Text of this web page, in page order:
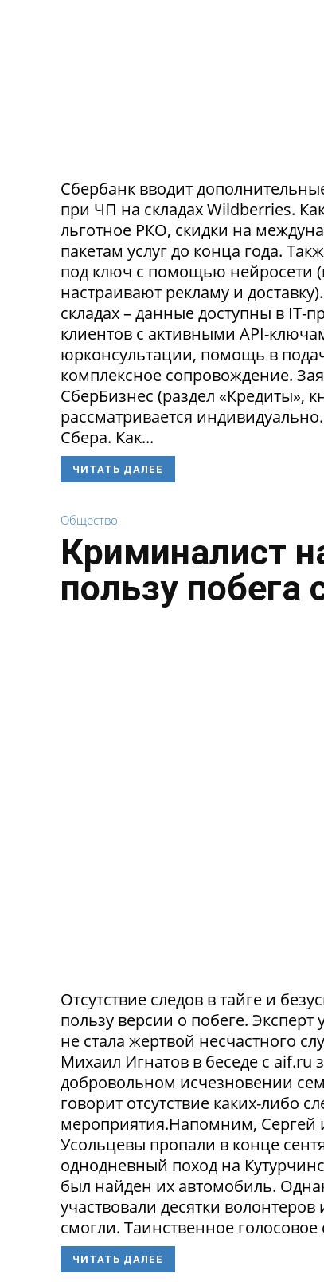
Сбербанк вводит
при ЧП на складах Wildberries.
льготное РКО, скидки на
пакетам услуг до конца года.
под ключ с помощью нейросети
настраивают рекламу и
складах – данные доступны в
клиентов с активными API-
юрконсультации, помощь в
комплексное сопровождение.
СберБизнес (раздел «Кредиты»,
рассматривается
Сбера. Как...
ЧИТАТЬ ДАЛЕЕ
Общество
Криминалист
пользу
Отсутствие следов в тайге и
пользу версии о побеге.
не стала жертвой несчастного
Михаил Игнатов в беседе с aif.ru
добровольном исчезновении
говорит отсутствие каких-либо
мероприятия.Напомним, Сергей
Усольцевы пропали в конце
однодневный поход на
был найден их автомобиль.
участвовали десятки
смогли. Таинственное
ЧИТАТЬ ДАЛЕЕ